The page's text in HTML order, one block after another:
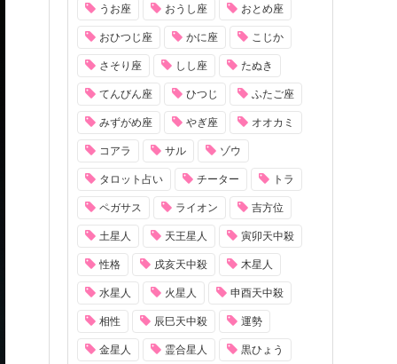
うお座 おうし座 おとめ座
おひつじ座 かに座 こじか
さそり座 しし座 たぬき
てんびん座 ひつじ ふたご座
みずがめ座 やぎ座 オオカミ
コアラ サル ゾウ
タロット占い チーター トラ
ペガサス ライオン 吉方位
土星人 天王星人 寅卯天中殺
性格 戌亥天中殺 木星人
水星人 火星人 申酉天中殺
相性 辰巳天中殺 運勢
金星人 霊合星人 黒ひょう